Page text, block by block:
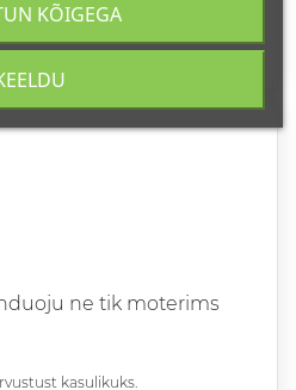
ne tik moterims
kasulikuks.
KÕIGEGA